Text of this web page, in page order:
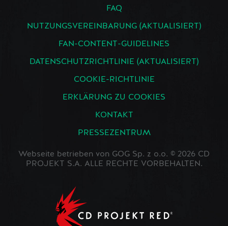
FAQ
NUTZUNGSVEREINBARUNG (AKTUALISIERT)
FAN-CONTENT-GUIDELINES
DATENSCHUTZRICHTLINIE (AKTUALISIERT)
COOKIE-RICHTLINIE
ERKLÄRUNG ZU COOKIES
KONTAKT
PRESSEZENTRUM
Webseite betrieben von GOG Sp. z o.o. © 2026 CD
PROJEKT S.A. ALLE RECHTE VORBEHALTEN.